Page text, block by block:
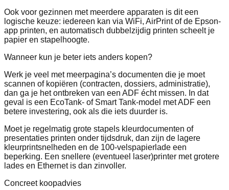
Ook voor gezinnen met meerdere apparaten is dit een
logische keuze: iedereen kan via WiFi, AirPrint of de Epson-
app printen, en automatisch dubbelzijdig printen scheelt je
papier en stapelhoogte.
Wanneer kun je beter iets anders kopen?
Werk je veel met meerpagina’s documenten die je moet
scannen of kopiëren (contracten, dossiers, administratie),
dan ga je het ontbreken van een ADF écht missen. In dat
geval is een EcoTank- of Smart Tank-model met ADF een
betere investering, ook als die iets duurder is.
Moet je regelmatig grote stapels kleurdocumenten of
presentaties printen onder tijdsdruk, dan zijn de lagere
kleurprintsnelheden en de 100-velspapierlade een
beperking. Een snellere (eventueel laser)printer met grotere
lades en Ethernet is dan zinvoller.
Concreet koopadvies